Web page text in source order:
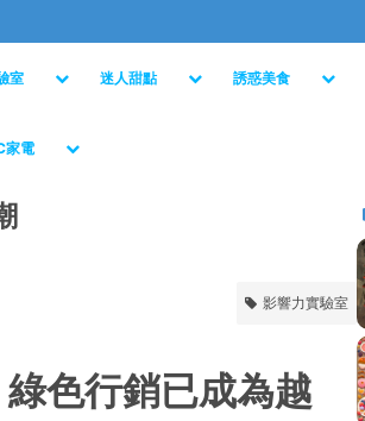
室 迷人甜點 誘惑美食
家電
影響力實驗室
色行銷已成為越